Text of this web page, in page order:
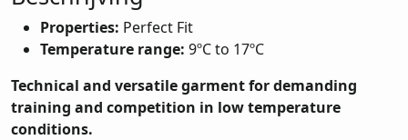
Properties: Perfect Fit
Temperature range: 9ºC to 17ºC
Technical and versatile garment for demanding
training and competition in low temperature
conditions.